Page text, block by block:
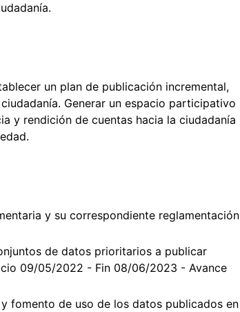
un plan de publicación incremental,
Generar un espacio participativo
y rendición de cuentas hacia la ciudadanía
y su correspondiente reglamentación
de datos prioritarios a publicar
09/05/2022 - Fin 08/06/2023 - Avance
fomento de uso de los datos publicados en